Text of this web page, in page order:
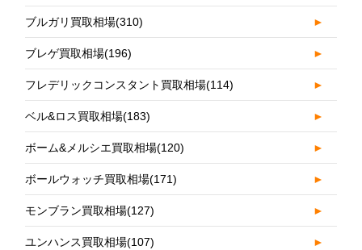
ブルガリ買取相場(310) ►
ブレゲ買取相場(196) ►
フレデリックコンスタント買取相場(114) ►
ベル&ロス買取相場(183) ►
ボーム&メルシエ買取相場(120) ►
ボールウォッチ買取相場(171) ►
モンブラン買取相場(127) ►
ユンハンス買取相場(107) ►